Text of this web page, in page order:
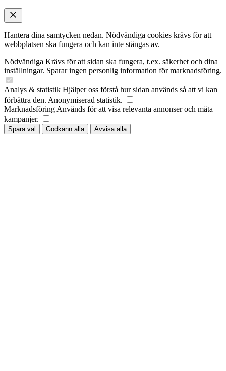
Hantera dina samtycken nedan. Nödvändiga cookies krävs för att
webbplatsen ska fungera och kan inte stängas av.
Nödvändiga Krävs för att sidan ska fungera, t.ex. säkerhet och dina
inställningar. Sparar ingen personlig information för marknadsföring.
Analys & statistik Hjälper oss förstå hur sidan används så att vi kan
förbättra den. Anonymiserad statistik.
Marknadsföring Används för att visa relevanta annonser och mäta
kampanjer.
Spara val Godkänn alla Avvisa alla